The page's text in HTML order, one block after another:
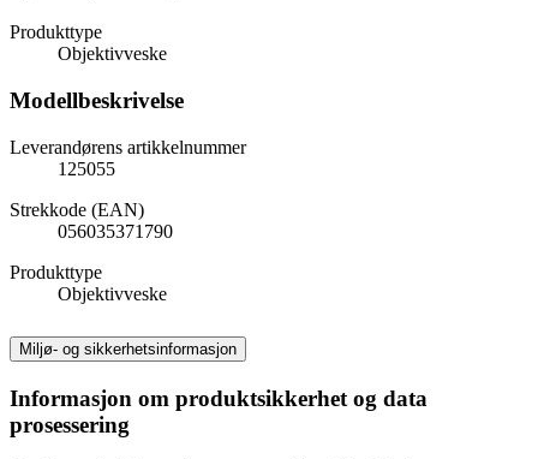
Produkttype
Objektivveske
Modellbeskrivelse
Leverandørens artikkelnummer
125055
Strekkode (EAN)
056035371790
Produkttype
Objektivveske
Miljø- og sikkerhetsinformasjon
Informasjon om produktsikkerhet og data
prosessering